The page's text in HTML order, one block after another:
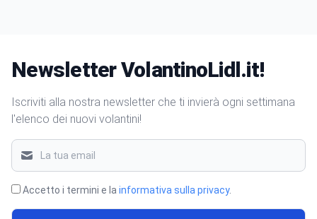
Newsletter VolantinoLidl.it!
Iscriviti alla nostra newsletter che ti invierà ogni settimana
l'elenco dei nuovi volantini!
Accetto i termini e lainformativa sulla privacy.